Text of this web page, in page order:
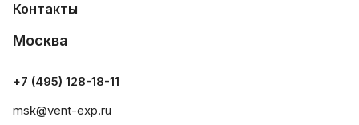
Контакты
Москва
+7 (495) 128-18-11
msk@vent-exp.ru